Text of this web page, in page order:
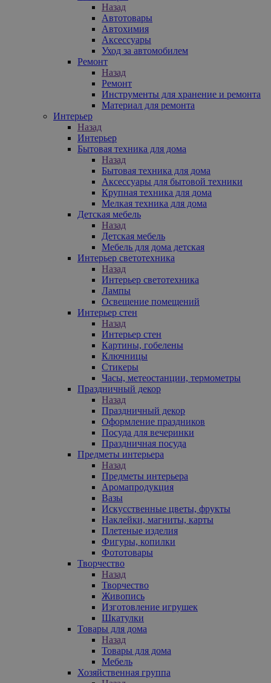
Назад
Автотовары
Автохимия
Аксессуары
Уход за автомобилем
Ремонт
Назад
Ремонт
Инструменты для хранение и ремонта
Материал для ремонта
Интерьер
Назад
Интерьер
Бытовая техника для дома
Назад
Бытовая техника для дома
Аксессуары для бытовой техники
Крупная техника для дома
Мелкая техника для дома
Детская мебель
Назад
Детская мебель
Мебель для дома детская
Интерьер светотехника
Назад
Интерьер светотехника
Лампы
Освещение помещений
Интерьер стен
Назад
Интерьер стен
Картины, гобелены
Ключницы
Стикеры
Часы, метеостанции, термометры
Праздничный декор
Назад
Праздничный декор
Оформление праздников
Посуда для вечеринки
Праздничная посуда
Предметы интерьера
Назад
Предметы интерьера
Аромапродукция
Вазы
Искусственные цветы, фрукты
Наклейки, магниты, карты
Плетеные изделия
Фигуры, копилки
Фототовары
Творчество
Назад
Творчество
Живопись
Изготовление игрушек
Шкатулки
Товары для дома
Назад
Товары для дома
Мебель
Хозяйственная группа